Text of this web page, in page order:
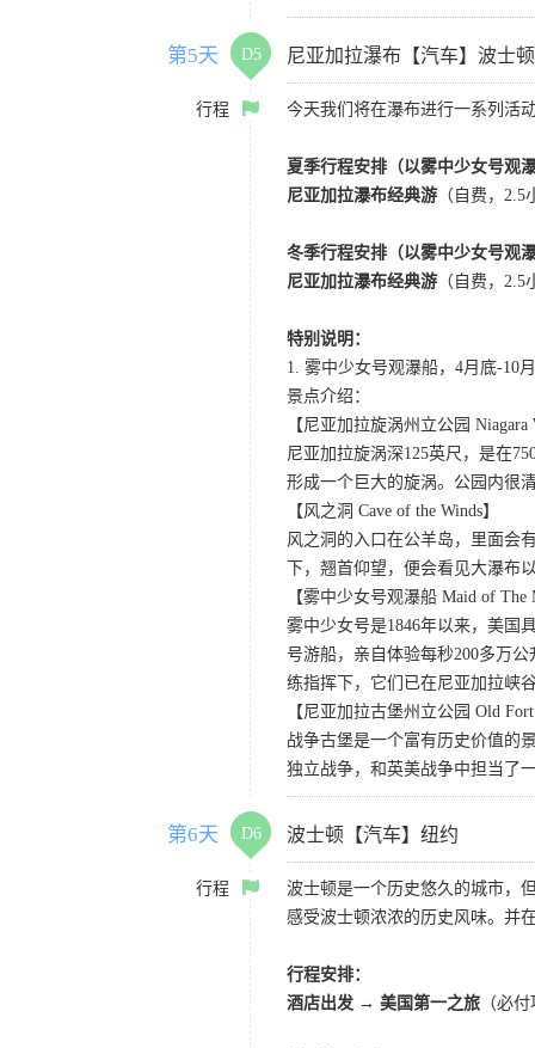
第5天 D5 尼亚加拉瀑布【汽车】波士顿
行程 今天我们将在瀑布进行一系列活
夏季行程安排（以雾中少女号观
尼亚加拉瀑布经典游 （自费，
冬季行程安排（以雾中少女号观
尼亚加拉瀑布经典游 （自费，
特别说明：
1. 雾中少女号观瀑船，4月底-10
景点介绍：
【尼亚加拉旋涡州立公园
尼亚加拉旋涡深125英尺，是在
形成一个巨大的旋涡。公园内很
【风之洞 Cave of the Winds】
风之洞的入口在公羊岛，里面会
下，翘首仰望，便会看见大瀑布
【雾中少女号观瀑船 Maid of The
雾中少女号是1846年以来，美国
号游船，亲自体验每秒200多万
练指挥下，它们已在尼亚加拉峡
【尼亚加拉古堡州立公园 Old
战争古堡是一个富有历史价值的
独立战争，和英美战争中担当了
第6天 D6 波士顿【汽车】纽约
行程
波士顿是一个历史悠久的城市，
感受波士顿浓浓的历史风味。并
行程安排：
酒店出发 → 美国第一之旅 （必